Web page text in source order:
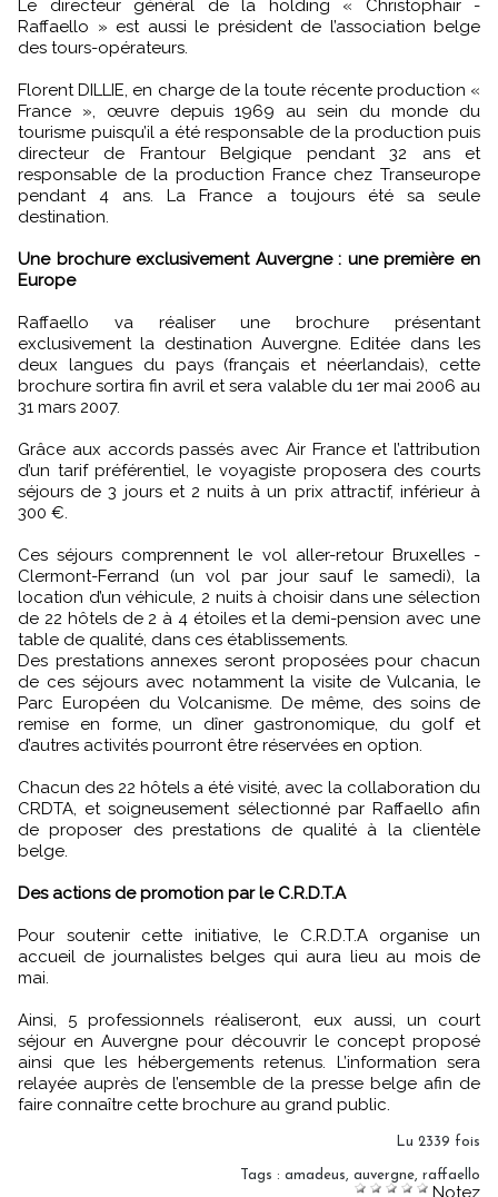
Le directeur général de la holding « Christophair -
Raffaello » est aussi le président de l’association belge
des tours-opérateurs.
Florent DILLIE, en charge de la toute récente production «
France », œuvre depuis 1969 au sein du monde du
tourisme puisqu’il a été responsable de la production puis
directeur de Frantour Belgique pendant 32 ans et
responsable de la production France chez Transeurope
pendant 4 ans. La France a toujours été sa seule
destination.
Une brochure exclusivement Auvergne : une première en
Europe
Raffaello va réaliser une brochure présentant
exclusivement la destination Auvergne. Editée dans les
deux langues du pays (français et néerlandais), cette
brochure sortira fin avril et sera valable du 1er mai 2006 au
31 mars 2007.
Grâce aux accords passés avec Air France et l’attribution
d’un tarif préférentiel, le voyagiste proposera des courts
séjours de 3 jours et 2 nuits à un prix attractif, inférieur à
300 €.
Ces séjours comprennent le vol aller-retour Bruxelles -
Clermont-Ferrand (un vol par jour sauf le samedi), la
location d’un véhicule, 2 nuits à choisir dans une sélection
de 22 hôtels de 2 à 4 étoiles et la demi-pension avec une
table de qualité, dans ces établissements.
Des prestations annexes seront proposées pour chacun
de ces séjours avec notamment la visite de Vulcania, le
Parc Européen du Volcanisme. De même, des soins de
remise en forme, un dîner gastronomique, du golf et
d’autres activités pourront être réservées en option.
Chacun des 22 hôtels a été visité, avec la collaboration du
CRDTA, et soigneusement sélectionné par Raffaello afin
de proposer des prestations de qualité à la clientèle
belge.
Des actions de promotion par le C.R.D.T.A
Pour soutenir cette initiative, le C.R.D.T.A organise un
accueil de journalistes belges qui aura lieu au mois de
mai.
Ainsi, 5 professionnels réaliseront, eux aussi, un court
séjour en Auvergne pour découvrir le concept proposé
ainsi que les hébergements retenus. L’information sera
relayée auprès de l’ensemble de la presse belge afin de
faire connaître cette brochure au grand public.
Lu 2339 fois
Tags : amadeus, auvergne, raffaello
Notez